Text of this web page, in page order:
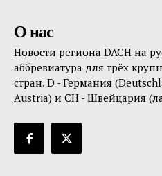
О нас
Новости региона DACH на
аббревиатура для трёх
стран. D - Германия
Austria) и CH - Швейцария